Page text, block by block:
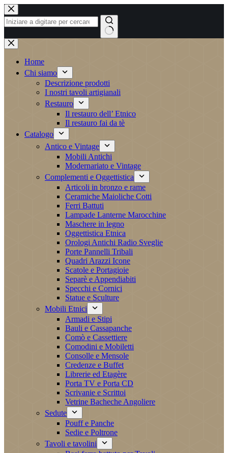
Salta
al
contenuto
Nessun
risultato
Home
Chi siamo
Descrizione prodotti
I nostri tavoli artigianali
Restauro
Il restauro dell’ Etnico
Il restauro fai da tè
Catalogo
Antico e Vintage
Mobili Antichi
Modernariato e Vintage
Complementi e Oggettistica
Articoli in bronzo e rame
Ceramiche Maioliche Cotti
Ferri Battuti
Lampade Lanterne Marocchine
Maschere in legno
Oggettistica Etnica
Orologi Antichi Radio Sveglie
Porte Pannelli Tribali
Quadri Arazzi Icone
Scatole e Portagioie
Separè e Appendiabiti
Specchi e Cornici
Statue e Sculture
Mobili Etnici
Armadi e Stipi
Bauli e Cassapanche
Comò e Cassettiere
Comodini e Mobiletti
Consolle e Mensole
Credenze e Buffet
Librerie ed Etagère
Porta TV e Porta CD
Scrivanie e Scrittoi
Vetrine Bacheche Angoliere
Sedute
Pouff e Panche
Sedie e Poltrone
Tavoli e tavolini